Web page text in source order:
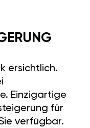
ersichtlich.
Einzigartige
für
verfügbar.